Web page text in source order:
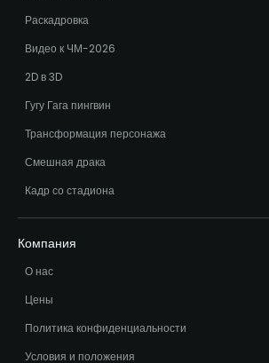
Раскадровка
Видео к ЧМ-2026
2D в 3D
Гугу Гага пингвин
Трансформация персонажа
Смешная драка
Кадр со стадиона
Компания
О нас
Цены
Политика конфиденциальности
Условия и положения